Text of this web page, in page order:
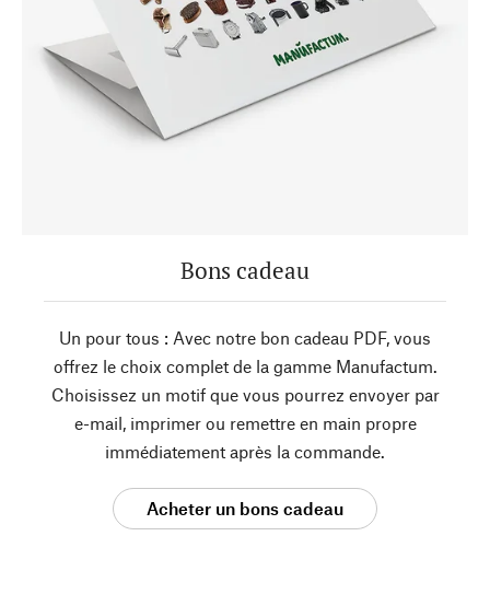
Bons cadeau
Un pour tous : Avec notre bon cadeau PDF, vous
offrez le choix complet de la gamme Manufactum.
Choisissez un motif que vous pourrez envoyer par
e-mail, imprimer ou remettre en main propre
immédiatement après la commande.
Acheter un bons cadeau